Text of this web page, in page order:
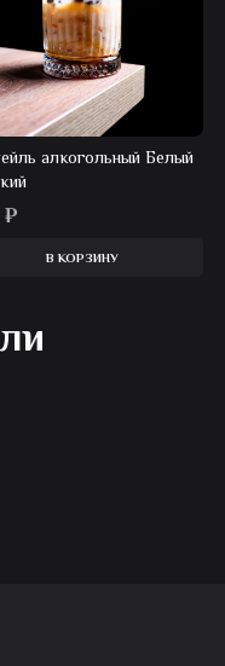
алкогольный Белый
₽
В КОРЗИНУ